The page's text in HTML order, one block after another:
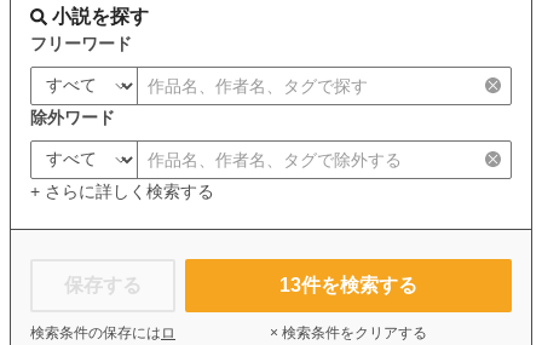
小説を探す
フリーワード
除外ワード
+ さらに詳しく検索する
保存する
検索条件の保存には ロ
13件を検索する
× 検索条件をクリアする